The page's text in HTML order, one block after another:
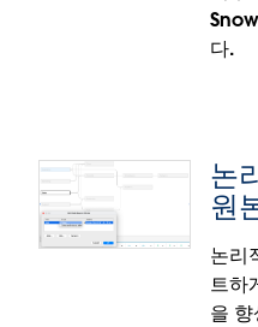
해 외부 ID 공급자(IDP)
활한 통합과 향상된 거버
다.
Snowflake의
사용자 지정 ID 공급자를
Snowflake에 연결할 수
헤드를 절감하고 스크립
논
원
논리
트하
을